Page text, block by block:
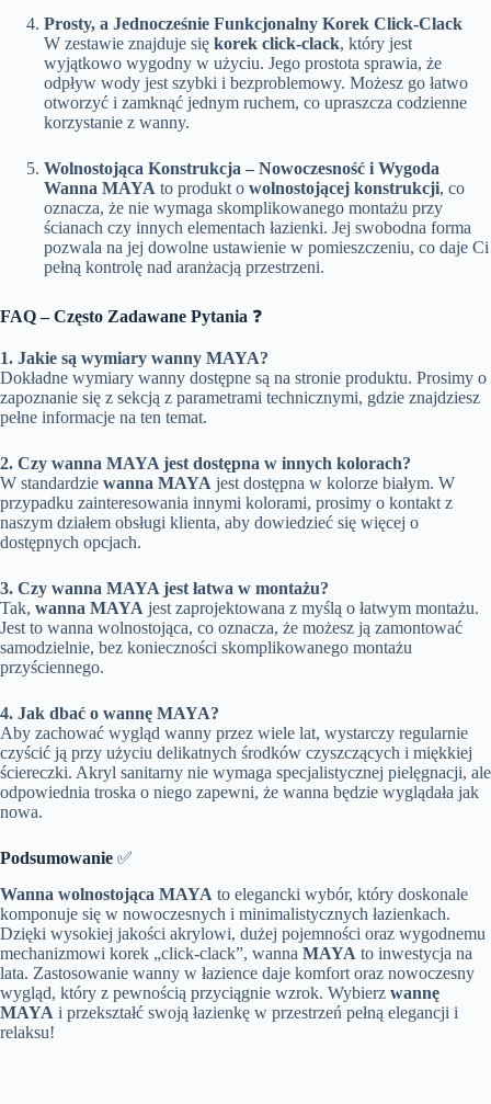
Prosty, a Jednocześnie Funkcjonalny Korek Click-Clack
W zestawie znajduje się korek click-clack, który jest
wyjątkowo wygodny w użyciu. Jego prostota sprawia, że
odpływ wody jest szybki i bezproblemowy. Możesz go łatwo
otworzyć i zamknąć jednym ruchem, co upraszcza codzienne
korzystanie z wanny.
Wolnostojąca Konstrukcja – Nowoczesność i Wygoda
Wanna MAYA to produkt o wolnostojącej konstrukcji, co
oznacza, że nie wymaga skomplikowanego montażu przy
ścianach czy innych elementach łazienki. Jej swobodna forma
pozwala na jej dowolne ustawienie w pomieszczeniu, co daje Ci
pełną kontrolę nad aranżacją przestrzeni.
FAQ – Często Zadawane Pytania ❓
1. Jakie są wymiary wanny MAYA?
Dokładne wymiary wanny dostępne są na stronie produktu. Prosimy o
zapoznanie się z sekcją z parametrami technicznymi, gdzie znajdziesz
pełne informacje na ten temat.
2. Czy wanna MAYA jest dostępna w innych kolorach?
W standardzie wanna MAYA jest dostępna w kolorze białym. W
przypadku zainteresowania innymi kolorami, prosimy o kontakt z
naszym działem obsługi klienta, aby dowiedzieć się więcej o
dostępnych opcjach.
3. Czy wanna MAYA jest łatwa w montażu?
Tak, wanna MAYA jest zaprojektowana z myślą o łatwym montażu.
Jest to wanna wolnostojąca, co oznacza, że możesz ją zamontować
samodzielnie, bez konieczności skomplikowanego montażu
przyściennego.
4. Jak dbać o wannę MAYA?
Aby zachować wygląd wanny przez wiele lat, wystarczy regularnie
czyścić ją przy użyciu delikatnych środków czyszczących i miękkiej
ściereczki. Akryl sanitarny nie wymaga specjalistycznej pielęgnacji, ale
odpowiednia troska o niego zapewni, że wanna będzie wyglądała jak
nowa.
Podsumowanie ✅
Wanna wolnostojąca MAYA to elegancki wybór, który doskonale
komponuje się w nowoczesnych i minimalistycznych łazienkach.
Dzięki wysokiej jakości akrylowi, dużej pojemności oraz wygodnemu
mechanizmowi korek „click-clack”, wanna MAYA to inwestycja na
lata. Zastosowanie wanny w łazience daje komfort oraz nowoczesny
wygląd, który z pewnością przyciągnie wzrok. Wybierz wannę
MAYA i przekształć swoją łazienkę w przestrzeń pełną elegancji i
relaksu!